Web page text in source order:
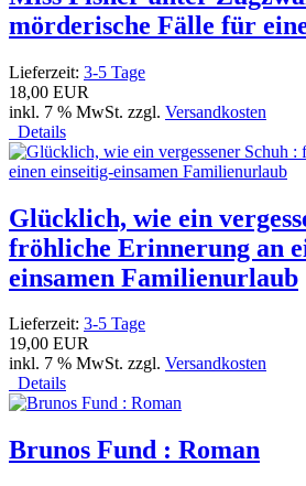
mörderische Fälle für
Lieferzeit: 3-5 Tage
18,00 EUR
inkl. 7 % MwSt. zzgl. Versandkosten
Details
Glücklich, wie ein
fröhliche Erinnerung an
einsamen Familienurlaub
Lieferzeit: 3-5 Tage
19,00 EUR
inkl. 7 % MwSt. zzgl. Versandkosten
Details
Brunos Fund : Roman